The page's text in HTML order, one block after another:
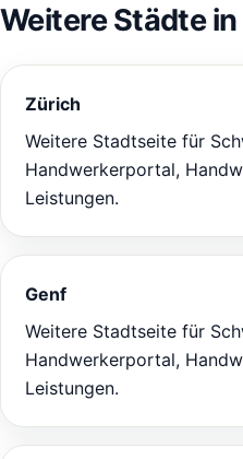
Weitere Städte
Zürich
Weitere Stadtseite für
Handwerkerportal,
Leistungen.
Genf
Weitere Stadtseite für
Handwerkerportal,
Leistungen.